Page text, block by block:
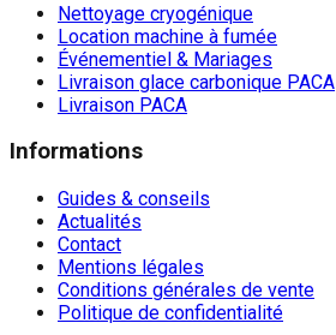
Nettoyage cryogénique
Location machine à fumée
Événementiel & Mariages
Livraison glace carbonique PACA
Livraison PACA
Informations
Guides & conseils
Actualités
Contact
Mentions légales
Conditions générales de vente
Politique de confidentialité